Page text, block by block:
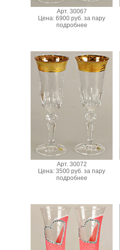
Арт. 30067
Цена: 6900 руб. за пару
подробнее
Арт. 30072
Цена: 3500 руб. за пару
подробнее